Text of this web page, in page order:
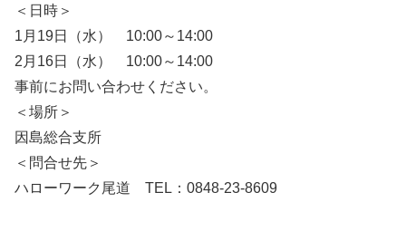
＜日時＞
1月19日（水） 10:00～14:00
2月16日（水） 10:00～14:00
事前にお問い合わせください。
＜場所＞
因島総合支所
＜問合せ先＞
ハローワーク尾道 TEL：0848-23-8609